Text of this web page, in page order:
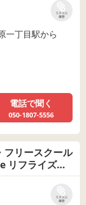
リストに
保存
一丁目駅から
電話で聞く
050-1807-5556
フリースクール
リフライズ
リストに
保存